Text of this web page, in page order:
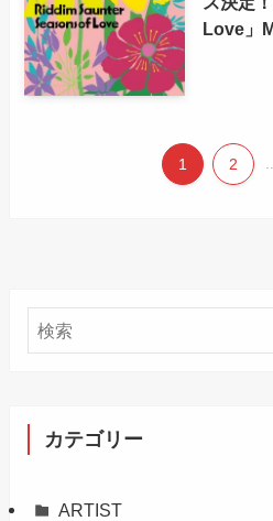
Love」
1 2
カテゴリー
ARTIST